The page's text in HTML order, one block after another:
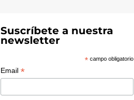
Suscríbete a nuestra
newsletter
*campo obligatorio
Email*